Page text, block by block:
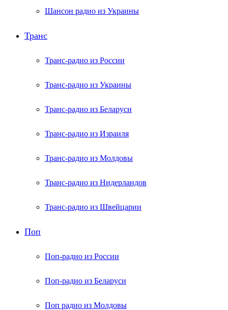
Шансон радио из Украины
Транс
Транс-радио из России
Транс-радио из Украины
Транс-радио из Беларуси
Транс-радио из Израиля
Транс-радио из Молдовы
Транс-радио из Нидерландов
Транс-радио из Швейцарии
Поп
Поп-радио из России
Поп-радио из Беларуси
Поп радио из Молдовы